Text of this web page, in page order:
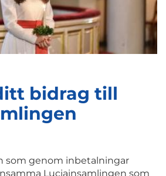
bidrag till
som genom inbetalningar
Luciainsamlingen som